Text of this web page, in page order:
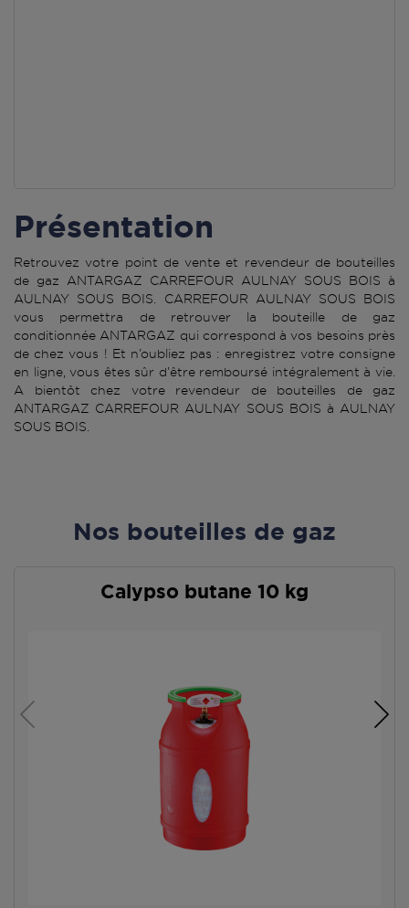
Présentation
Retrouvez votre point de vente et revendeur de bouteilles
de gaz ANTARGAZ CARREFOUR AULNAY SOUS BOIS à
AULNAY SOUS BOIS. CARREFOUR AULNAY SOUS BOIS
vous permettra de retrouver la bouteille de gaz
conditionnée ANTARGAZ qui correspond à vos besoins près
de chez vous ! Et n’oubliez pas : enregistrez votre consigne
en ligne, vous êtes sûr d’être remboursé intégralement à vie.
A bientôt chez votre revendeur de bouteilles de gaz
ANTARGAZ CARREFOUR AULNAY SOUS BOIS à AULNAY
SOUS BOIS.
Nos bouteilles de gaz
Calypso butane 10 kg